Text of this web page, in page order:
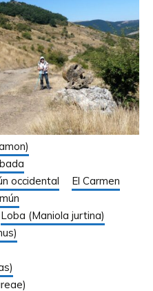
occidental
El Carmen
Loba (Maniola jurtina)